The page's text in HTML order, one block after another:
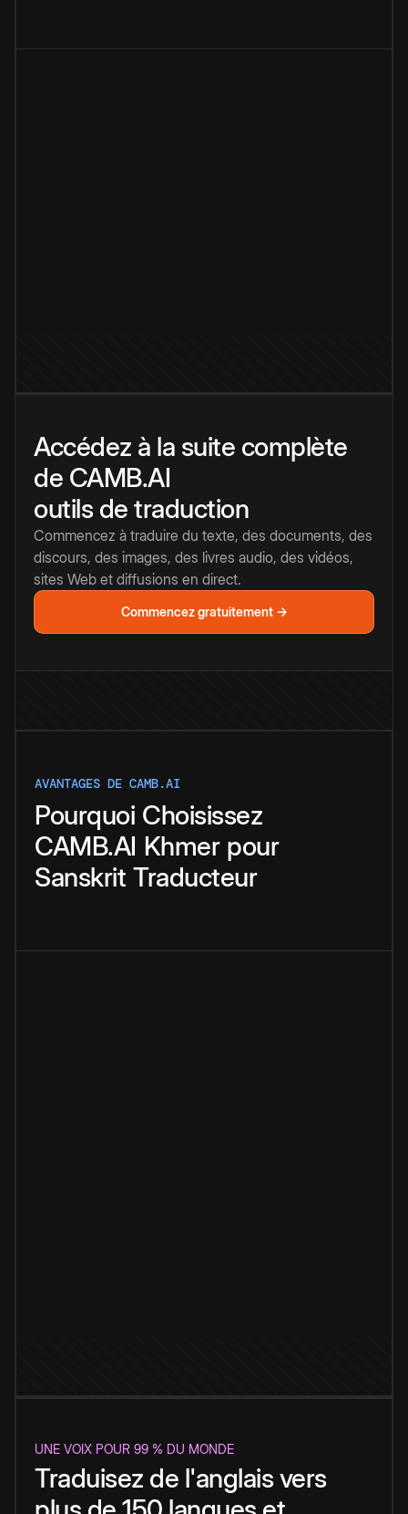
Accédez à la suite complète
de CAMB.AI
outils de traduction
Commencez à traduire du texte, des documents, des
discours, des images, des livres audio, des vidéos,
sites Web et diffusions en direct.
Commencez gratuitement →
AVANTAGES DE CAMB.AI
Pourquoi Choisissez
CAMB.AI Khmer pour
Sanskrit Traducteur
UNE VOIX POUR 99 % DU MONDE
Traduisez de l'anglais vers